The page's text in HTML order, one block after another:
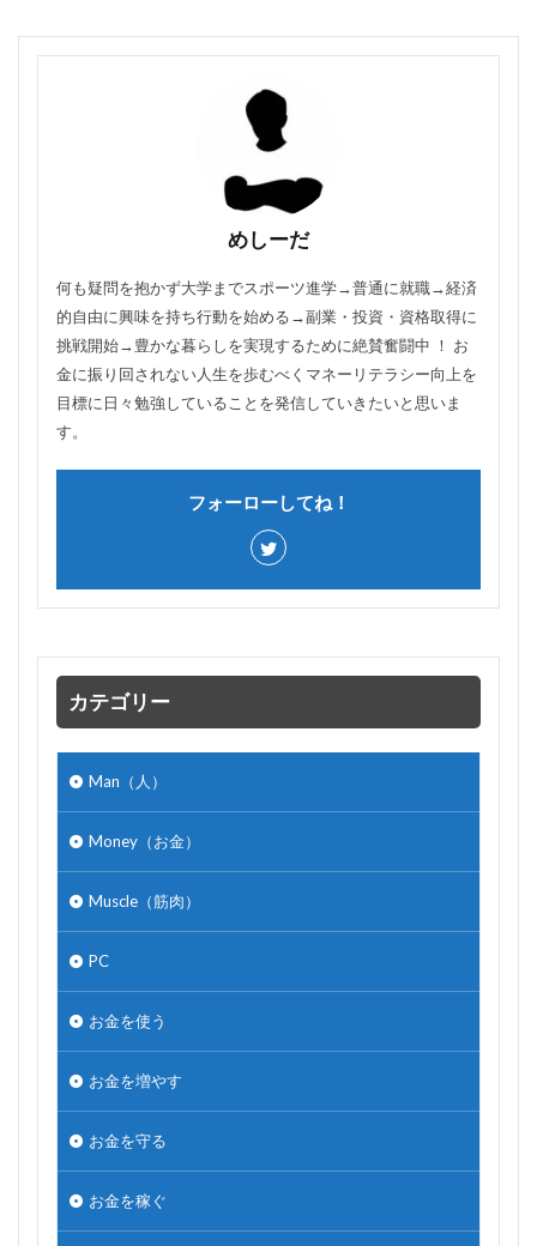
めしーだ
何も疑問を抱かず大学までスポーツ進学→普通に就職→経済
的自由に興味を持ち行動を始める→副業・投資・資格取得に
挑戦開始→豊かな暮らしを実現するために絶賛奮闘中 ！ お
金に振り回されない人生を歩むべくマネーリテラシー向上を
目標に日々勉強していることを発信していきたいと思いま
す。
フォーローしてね！
カテゴリー
Man（人）
Money（お金）
Muscle（筋肉）
PC
お金を使う
お金を増やす
お金を守る
お金を稼ぐ